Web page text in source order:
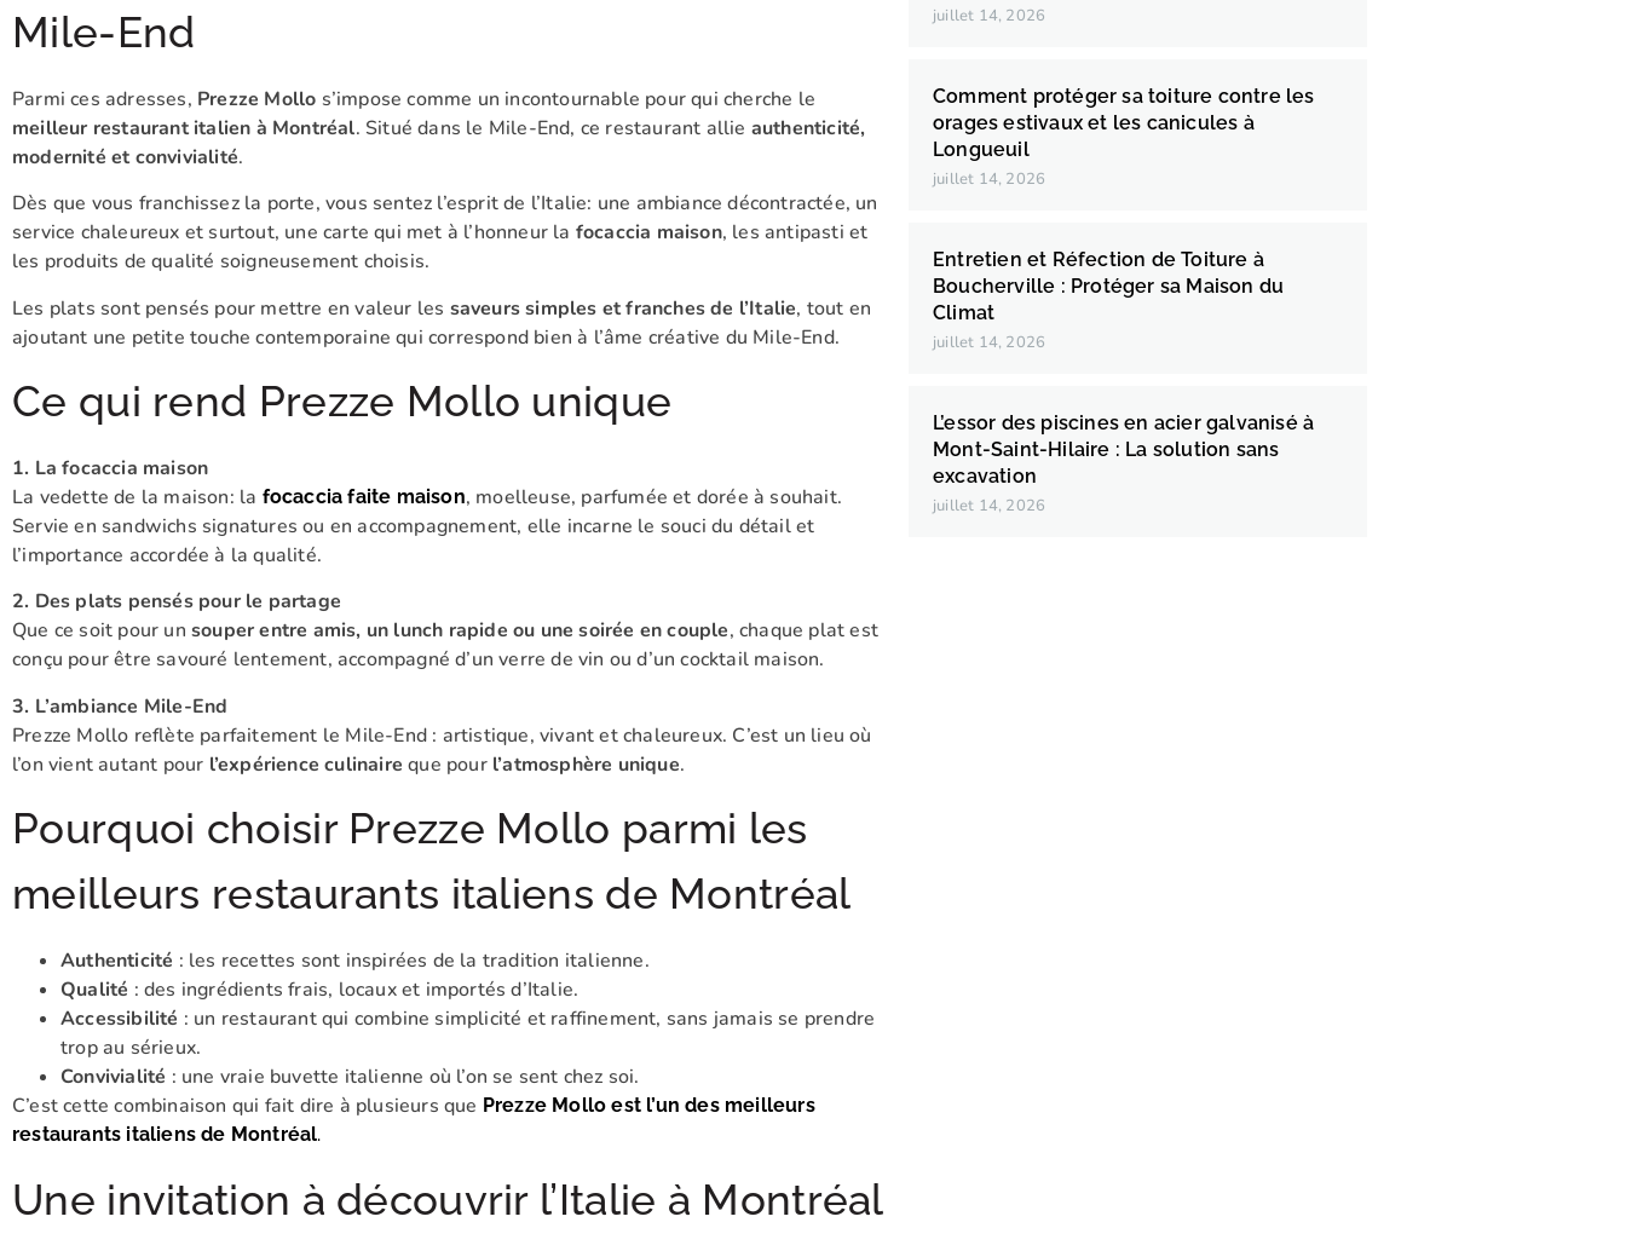
Mile-End
Parmi ces adresses, Prezze Mollo s’impose comme un incontournable pour qui cherche le
meilleur restaurant italien à Montréal. Situé dans le Mile-End, ce restaurant allie authenticité,
modernité et convivialité.
Dès que vous franchissez la porte, vous sentez l’esprit de l’Italie: une ambiance décontractée, un
service chaleureux et surtout, une carte qui met à l’honneur la focaccia maison, les antipasti et
les produits de qualité soigneusement choisis.
Les plats sont pensés pour mettre en valeur les saveurs simples et franches de l’Italie, tout en
ajoutant une petite touche contemporaine qui correspond bien à l’âme créative du Mile-End.
Ce qui rend Prezze Mollo unique
1. La focaccia maison
La vedette de la maison: la focaccia faite maison, moelleuse, parfumée et dorée à souhait.
Servie en sandwichs signatures ou en accompagnement, elle incarne le souci du détail et
l’importance accordée à la qualité.
2. Des plats pensés pour le partage
Que ce soit pour un souper entre amis, un lunch rapide ou une soirée en couple, chaque plat est
conçu pour être savouré lentement, accompagné d’un verre de vin ou d’un cocktail maison.
3. L’ambiance Mile-End
Prezze Mollo reflète parfaitement le Mile-End : artistique, vivant et chaleureux. C’est un lieu où
l’on vient autant pour l’expérience culinaire que pour l’atmosphère unique.
Pourquoi choisir Prezze Mollo parmi les
meilleurs restaurants italiens de Montréal
Authenticité : les recettes sont inspirées de la tradition italienne.
Qualité : des ingrédients frais, locaux et importés d’Italie.
Accessibilité : un restaurant qui combine simplicité et raffinement, sans jamais se prendre
trop au sérieux.
Convivialité : une vraie buvette italienne où l’on se sent chez soi.
C’est cette combinaison qui fait dire à plusieurs que Prezze Mollo est l’un des meilleurs
restaurants italiens de Montréal.
Une invitation à découvrir l’Italie à Montréal
juillet 14, 2026
Comment protéger sa toiture contre les
orages estivaux et les canicules à
Longueuil
juillet 14, 2026
Entretien et Réfection de Toiture à
Boucherville : Protéger sa Maison du
Climat
juillet 14, 2026
L’essor des piscines en acier galvanisé à
Mont-Saint-Hilaire : La solution sans
excavation
juillet 14, 2026